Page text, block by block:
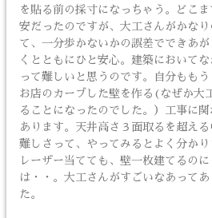
を貼る前の採寸になっちゃう。どこ
安だったのですが、大工さんがかな
て、一分歩かないかの誤差でできあ
くとともにひと安心。建築において
って難しいと思うのです。自分もも
お店のカーブした壁を作る(なぜか大
ることになったのでした。）工事に
あります。天井高さ３面取るを超え
難しさって、やってみるとよく分か
レーザー当てても、壁一枚建てるの
は・・。大工さんがすごいなあって
た。